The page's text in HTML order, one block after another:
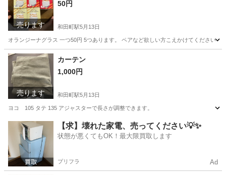
売ります
50円
和田町駅5月13日
オランジーナグラス 一つ50円 5つあります。 ペアなど欲しい方こえかけてください！
神奈川 横浜市
売ります
カーテン
1,000円
和田町駅5月13日
ヨコ 105 タテ 135 アジャスターで長さが調整できます。
神奈川 和田町駅 カーテン、ブラインド カーテン
【求】壊れた家電、売ってください💡✨
状態が悪くてもOK！最大限買取します
プリフラ Ad